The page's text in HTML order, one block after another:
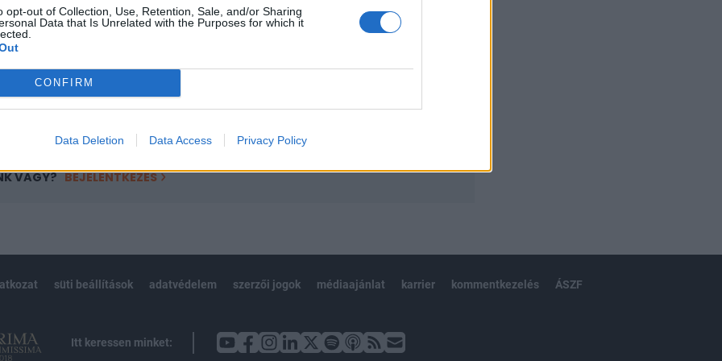
opt-out of Collection, Use, Retention, Sale, and/or Sharing
Data that Is Unrelated with the Purposes for which it
CONFIRM
Data Deletion Data Access Privacy Policy
tartalmazza:
cikkarchívum
elmúlt 2 év napon belüli
VAGY? BEJELENTKEZÉS
süti beállítások adatvédelem szerzői jogok médiaajánlat karrier kommentkezelés ÁSZF
Itt keressen minket: